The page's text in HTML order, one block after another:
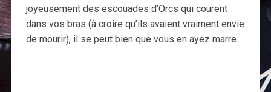
joyeusement des escouades d’Orcs qui courent
dans vos bras (à croire qu’ils avaient vraiment envie
de mourir), il se peut bien que vous en ayez marre.